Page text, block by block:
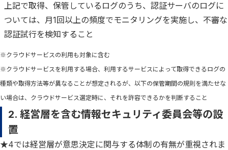
上記で取得、保管しているログのうち、認証サーバのログに
ついては、月1回以上の頻度でモニタリングを実施し、不審な
認証試行を検知すること
※クラウドサービスの利用も対象に含む
※クラウドサービスを利用する場合、利用するサービスによって取得できるログの
種類や取得方法等が異なることが想定されるが、以下の保管期間の規則を満たせな
い場合は、クラウドサービス選定時に、それを許容できるかを判断すること
2. 経営層を含む情報セキュリティ委員会等の設
置
★4では経営層が意思決定に関与する体制の有無が重視されま